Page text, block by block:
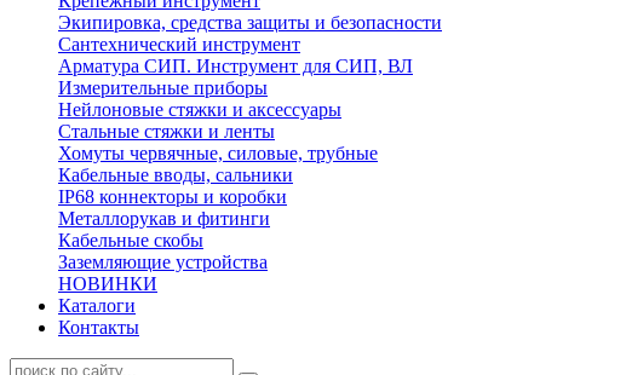
Экипировка, средства защиты и безопасности
Сантехнический инструмент
Арматура СИП. Инструмент для СИП, ВЛ
Измерительные приборы
Нейлоновые стяжки и аксессуары
Стальные стяжки и ленты
Хомуты червячные, силовые, трубные
Кабельные вводы, сальники
IP68 коннекторы и коробки
Металлорукав и фитинги
Кабельные скобы
Заземляющие устройства
НОВИНКИ
Каталоги
Контакты